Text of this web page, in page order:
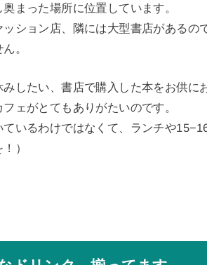
まった場所に位置しています。
ション店、隣には大型書店があるの
。
したい、書店で購入した本をお供に
ェがとてもありがたいのです。
ているわけではなくて、ランチや
）